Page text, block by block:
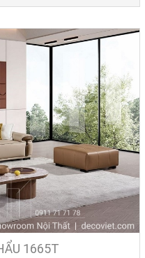
1665T